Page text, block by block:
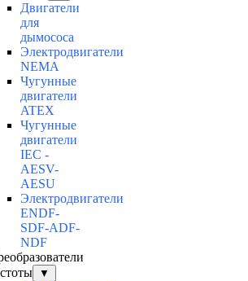
Двигатели
для
дымососа
Электродвигатели
NEMA
Чугунные
двигатели
ATEX
Чугунные
двигатели
IEC -
AESV-
AESU
Электродвигатели
ENDF-
SDF-ADF-
NDF
▼